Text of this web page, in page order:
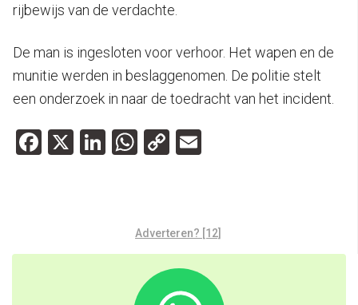
rijbewijs van de verdachte.
De man is ingesloten voor verhoor. Het wapen en de
munitie werden in beslaggenomen. De politie stelt
een onderzoek in naar de toedracht van het incident.
Facebook
X LinkedIn
WhatsApp
Copy
Adverteren? [12]